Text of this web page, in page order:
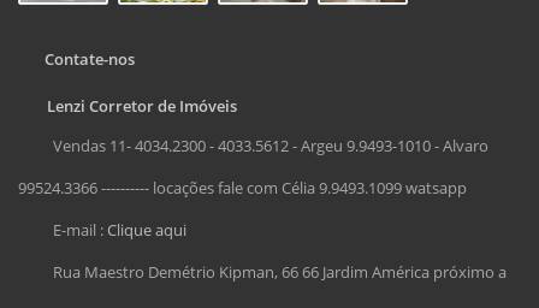
Contate-nos
Lenzi Corretor de Imóveis
Vendas 11- 4034.2300 - 4033.5612 - Argeu 9.9493-1010 - Alvaro
99524.3366 ---------- locações fale com Célia 9.9493.1099 watsapp
E-mail :Clique aqui
Rua Maestro Demétrio Kipman, 66 66 Jardim América próximo a